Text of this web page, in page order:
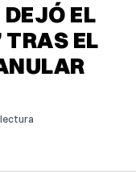
EL
TRAS EL